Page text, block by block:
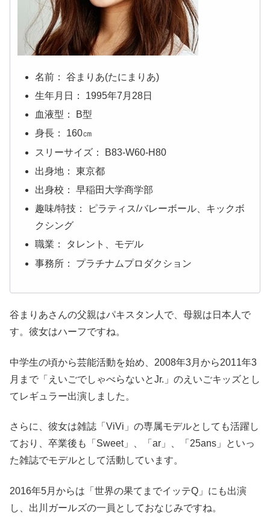
名前： 谷まりあ(たにまりあ)
生年月日： 1995年7月28日
血液型： B型
身長： 160㎝
スリーサイズ： B83-W60-H80
出身地： 東京都
出身校： 早稲田大学商学部
趣味/特技： ピラティス/バレーボール、キックボ
クシング
職業： タレント、モデル
事務所： プラチナムプロダクション
谷まりあさんの父親はパキスタン人で、母親は日本人で
す。彼女はハーフですね。
中学生の頃から芸能活動を始め、2008年3月から2011年3
月まで「えいごでしゃべらないとJr.」のえいごキッズとし
てレギュラー出演しました。
さらに、彼女は雑誌「ViVi」の専属モデルとしても活躍し
ており、卒業後も「Sweet」、「ar」、「25ans」といっ
た雑誌でモデルとして活動しています。
2016年5月からは「世界の果てまでイッテQ」にも出演
し、出川ガールズの一員としておなじみですね。